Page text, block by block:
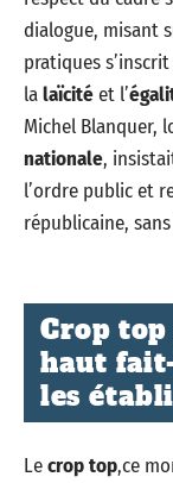
dialogue, misant
pratiques
lalaïcitéet l’
Michel Blanquer,
nationale,
l’ordre public et
républicaine,
Crop
haut
les
Lecrop top,ce